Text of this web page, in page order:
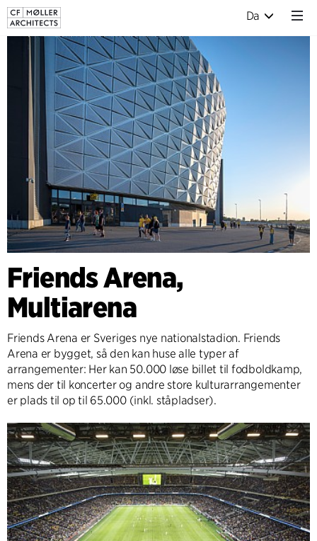
Da
Friends Arena,
Multiarena
Friends Arena er Sveriges nye nationalstadion. Friends
Arena er bygget, så den kan huse alle typer af
arrangementer: Her kan 50.000 løse billet til fodboldkamp,
mens der til koncerter og andre store kulturarrangementer
er plads til op til 65.000 (inkl. ståpladser).